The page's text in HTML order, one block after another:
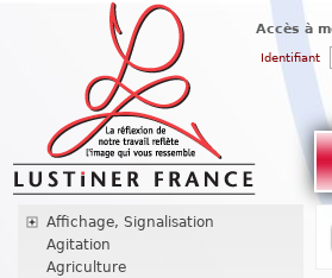
Accès à
Identifiant
Affichage, Signalisation
Agitation
Agriculture